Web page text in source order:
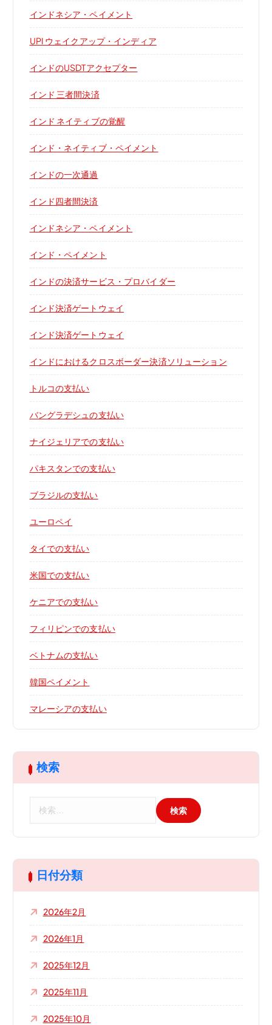
インドネシア・ペイメント
UPI ウェイクアップ・インディア
インドのUSDTアクセプター
インド 三者間決済
インド ネイティブの覚醒
インド・ネイティブ・ペイメント
インドの一次通過
インド四者間決済
インドネシア・ペイメント
インド・ペイメント
インドの決済サービス・プロバイダー
インド決済ゲートウェイ
インド決済ゲートウェイ
インドにおけるクロスボーダー決済ソリューション
トルコの支払い
バングラデシュの支払い
ナイジェリアでの支払い
パキスタンでの支払い
ブラジルの支払い
ユーロペイ
タイでの支払い
米国での支払い
ケニアでの支払い
フィリピンでの支払い
ベトナムの支払い
韓国ペイメント
マレーシアの支払い
検索
日付分類
2026年2月
2026年1月
2025年12月
2025年11月
2025年10月